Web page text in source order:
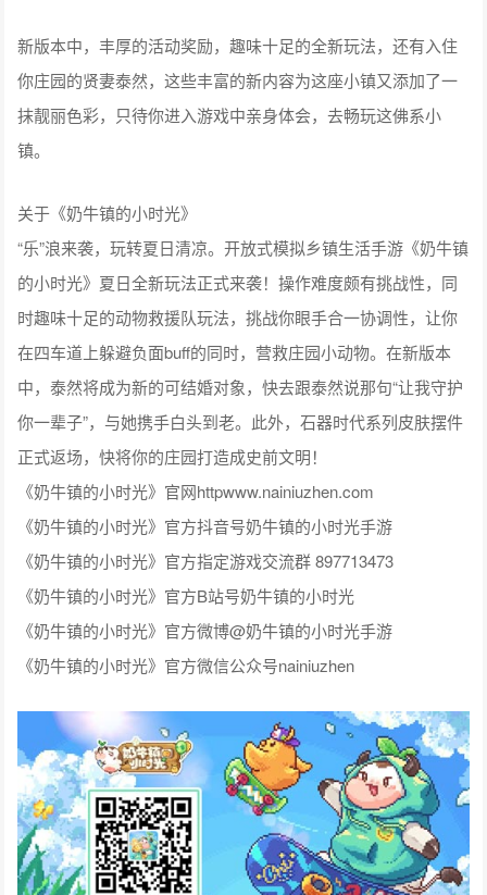
新版本中，丰厚的活动奖励，趣味十足的全新玩法，还有入住
你庄园的贤妻泰然，这些丰富的新内容为这座小镇又添加了一
抹靓丽色彩，只待你进入游戏中亲身体会，去畅玩这佛系小
镇。
关于《奶牛镇的小时光》
“乐”浪来袭，玩转夏日清凉。开放式模拟乡镇生活手游《奶牛镇
的小时光》夏日全新玩法正式来袭！操作难度颇有挑战性，同
时趣味十足的动物救援队玩法，挑战你眼手合一协调性，让你
在四车道上躲避负面buff的同时，营救庄园小动物。在新版本
中，泰然将成为新的可结婚对象，快去跟泰然说那句“让我守护
你一辈子”，与她携手白头到老。此外，石器时代系列皮肤摆件
正式返场，快将你的庄园打造成史前文明！
《奶牛镇的小时光》官网httpwww.nainiuzhen.com
《奶牛镇的小时光》官方抖音号奶牛镇的小时光手游
《奶牛镇的小时光》官方指定游戏交流群 897713473
《奶牛镇的小时光》官方B站号奶牛镇的小时光
《奶牛镇的小时光》官方微博@奶牛镇的小时光手游
《奶牛镇的小时光》官方微信公众号nainiuzhen